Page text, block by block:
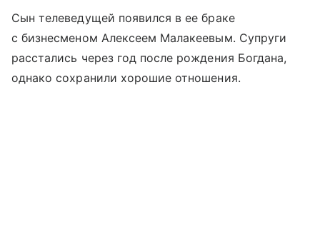
Сын телеведущей появился в ее браке
с бизнесменом Алексеем Малакеевым. Супруги
расстались через год после рождения Богдана,
однако сохранили хорошие отношения.